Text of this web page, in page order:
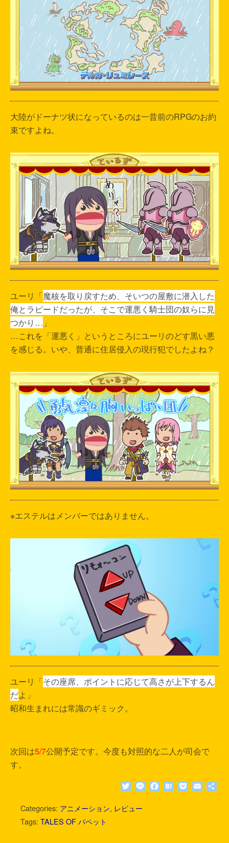
大陸がドーナツ状になっているのは一昔前のRPGのお約
束ですよね。
ユーリ「魔核を取り戻すため、そいつの屋敷に潜入した
俺とラピードだったが、そこで運悪く騎士団の奴らに見
つかり… 」
…これを「運悪く」というところにユーリのどす黒い悪
を感じる。いや、普通に住居侵入の現行犯でしたよね？
※エステルはメンバーではありません。
ユーリ「その座席、ポイントに応じて高さが上下するん
だよ」
昭和生まれには常識のギミック。
次回は5/7公開予定です。今度も対照的な二人が司会で
す。
T
i
L
F
H
P
E
Categories: アニメーション, レビュー
Tags: TALES OF パペット